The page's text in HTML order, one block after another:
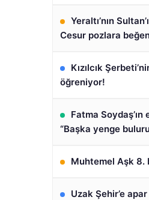
Yeraltı’nın
Cesur pozlara
Kızılcık
öğreniyor!
Fatma
“Başka yenge
Muhtemel Aşk 8.
Uzak Şehir’e